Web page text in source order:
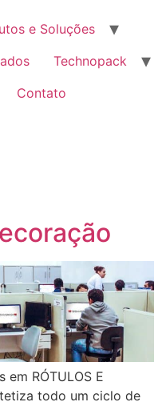
e Soluções
Technopack
Contato
em RÓTULOS E
todo um ciclo de